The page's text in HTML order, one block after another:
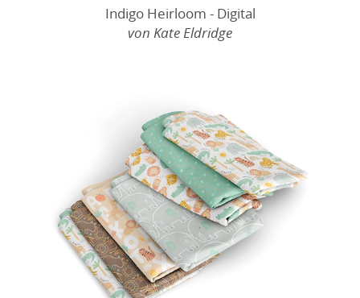
Indigo Heirloom - Digital
von Kate Eldridge